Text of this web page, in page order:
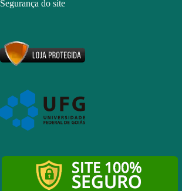
Segurança do site